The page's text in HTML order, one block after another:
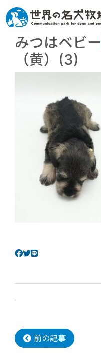
みつはベビー
（黄）(3)
前の記事